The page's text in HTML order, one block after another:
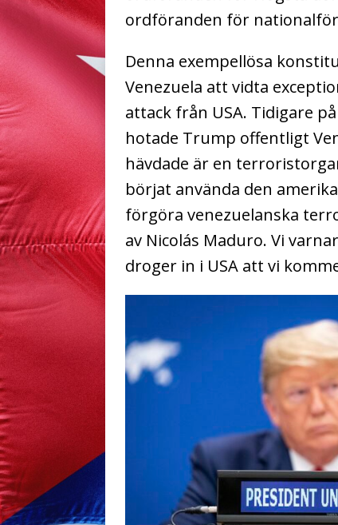
ordföranden för
Denna exempellösa
Venezuela att vidta
attack från USA. Tidigare
hotade Trump offentligt
hävdade är en
börjat använda den
förgöra venezuelanska
av Nicolás Maduro. Vi
droger in i USA att vi